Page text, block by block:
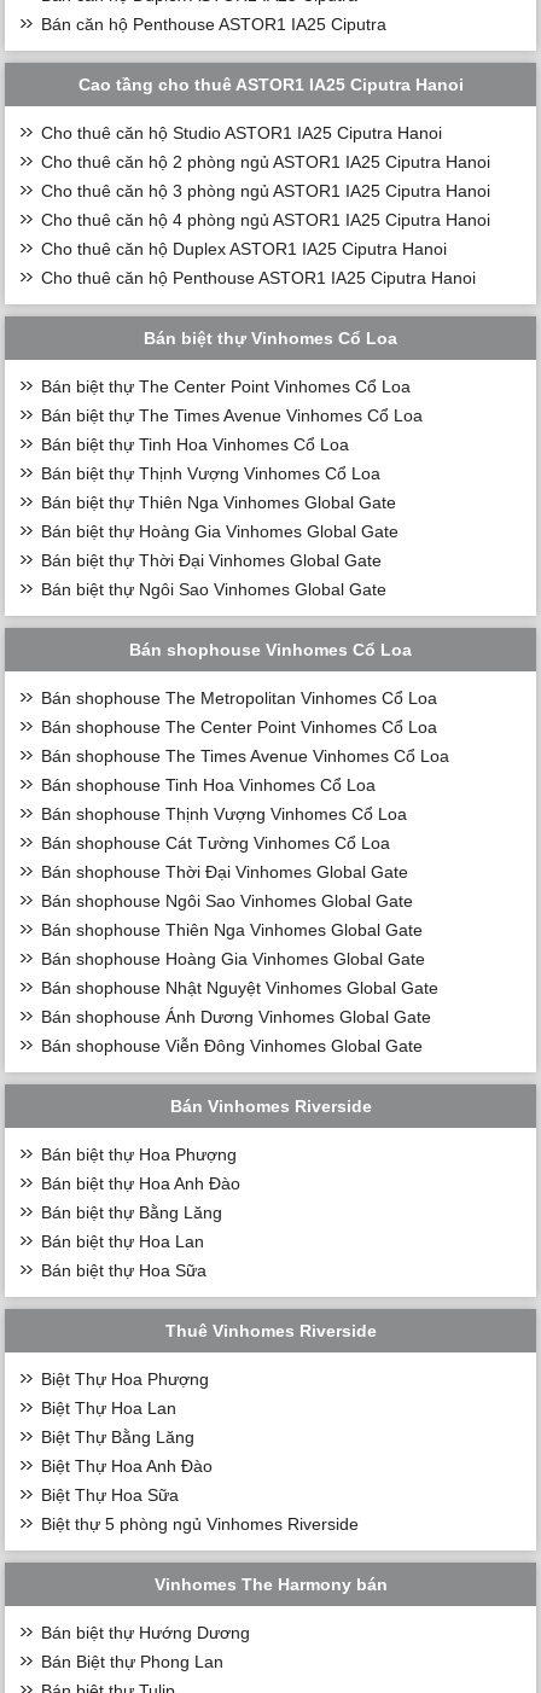
Bán căn hộ Penthouse ASTOR1 IA25 Ciputra
Cao tầng cho thuê ASTOR1 IA25 Ciputra Hanoi
Cho thuê căn hộ Studio ASTOR1 IA25 Ciputra Hanoi
Cho thuê căn hộ 2 phòng ngủ ASTOR1 IA25 Ciputra Hanoi
Cho thuê căn hộ 3 phòng ngủ ASTOR1 IA25 Ciputra Hanoi
Cho thuê căn hộ 4 phòng ngủ ASTOR1 IA25 Ciputra Hanoi
Cho thuê căn hộ Duplex ASTOR1 IA25 Ciputra Hanoi
Cho thuê căn hộ Penthouse ASTOR1 IA25 Ciputra Hanoi
Bán biệt thự Vinhomes Cổ Loa
Bán biệt thự The Center Point Vinhomes Cổ Loa
Bán biệt thự The Times Avenue Vinhomes Cổ Loa
Bán biệt thự Tinh Hoa Vinhomes Cổ Loa
Bán biệt thự Thịnh Vượng Vinhomes Cổ Loa
Bán biệt thự Thiên Nga Vinhomes Global Gate
Bán biệt thự Hoàng Gia Vinhomes Global Gate
Bán biệt thự Thời Đại Vinhomes Global Gate
Bán biệt thự Ngôi Sao Vinhomes Global Gate
Bán shophouse Vinhomes Cổ Loa
Bán shophouse The Metropolitan Vinhomes Cổ Loa
Bán shophouse The Center Point Vinhomes Cổ Loa
Bán shophouse The Times Avenue Vinhomes Cổ Loa
Bán shophouse Tinh Hoa Vinhomes Cổ Loa
Bán shophouse Thịnh Vượng Vinhomes Cổ Loa
Bán shophouse Cát Tường Vinhomes Cổ Loa
Bán shophouse Thời Đại Vinhomes Global Gate
Bán shophouse Ngôi Sao Vinhomes Global Gate
Bán shophouse Thiên Nga Vinhomes Global Gate
Bán shophouse Hoàng Gia Vinhomes Global Gate
Bán shophouse Nhật Nguyệt Vinhomes Global Gate
Bán shophouse Ánh Dương Vinhomes Global Gate
Bán shophouse Viễn Đông Vinhomes Global Gate
Bán Vinhomes Riverside
Bán biệt thự Hoa Phượng
Bán biệt thự Hoa Anh Đào
Bán biệt thự Bằng Lăng
Bán biệt thự Hoa Lan
Bán biệt thự Hoa Sữa
Thuê Vinhomes Riverside
Biệt Thự Hoa Phượng
Biệt Thự Hoa Lan
Biệt Thự Bằng Lăng
Biệt Thự Hoa Anh Đào
Biệt Thự Hoa Sữa
Biệt thự 5 phòng ngủ Vinhomes Riverside
Vinhomes The Harmony bán
Bán biệt thự Hướng Dương
Bán Biệt thự Phong Lan